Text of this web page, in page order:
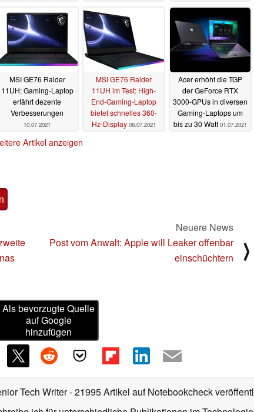
MSI GE76 Raider
11UH: Gaming-Laptop
erfährt dezente
Verbesserungen
10.07.2021
MSI GE76 Raider
11UH im Test: High-
End-Gaming-Laptop
bietet schnelles 360-
Hz-Display 08.07.2021
Acer erhöht die TGP
der GeForce RTX
3000-GPUs in diversen
Gaming-Laptops um
bis zu 30 Watt 01.07.2021
Artikel anzeigen
Neuere News
Post vom Anwalt: Apple will Leaker offenbar
einschüchtern
⟩
Als bevorzugte Quelle
auf Google
hinzufügen
Tech Writer- 21995 Artikel auf Notebookcheck